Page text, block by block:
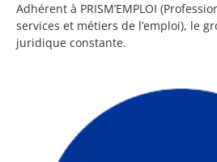
Adhérent à PRISM’EMPLOI
services et métiers de l’emploi), le
juridique constante.